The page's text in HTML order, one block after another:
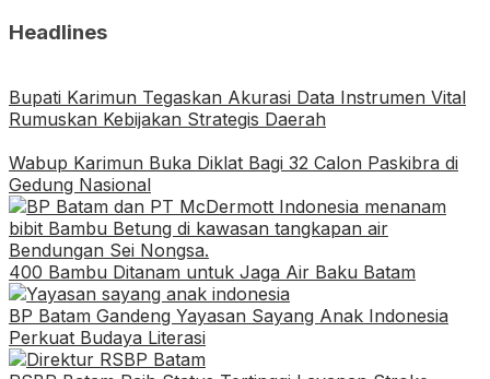
Headlines
Bupati Karimun Tegaskan Akurasi Data Instrumen Vital
Rumuskan Kebijakan Strategis Daerah
Wabup Karimun Buka Diklat Bagi 32 Calon Paskibra di
Gedung Nasional
400 Bambu Ditanam untuk Jaga Air Baku Batam
BP Batam Gandeng Yayasan Sayang Anak Indonesia
Perkuat Budaya Literasi